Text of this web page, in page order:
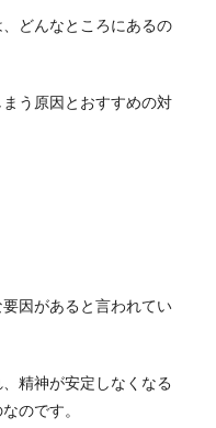
どんなところにあるの
う原因とおすすめの対
因があると言われてい
精神が安定しなくなる
のです。